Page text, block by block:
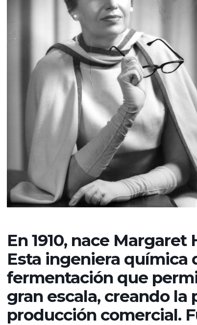
En 1910, nace
Esta ingeniera química
fermentación que
gran escala, creando la
producción comercial.​